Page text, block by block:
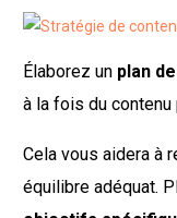
Élaborez un plan
à la fois du
Cela vous aidera à
équilibre adéquat.